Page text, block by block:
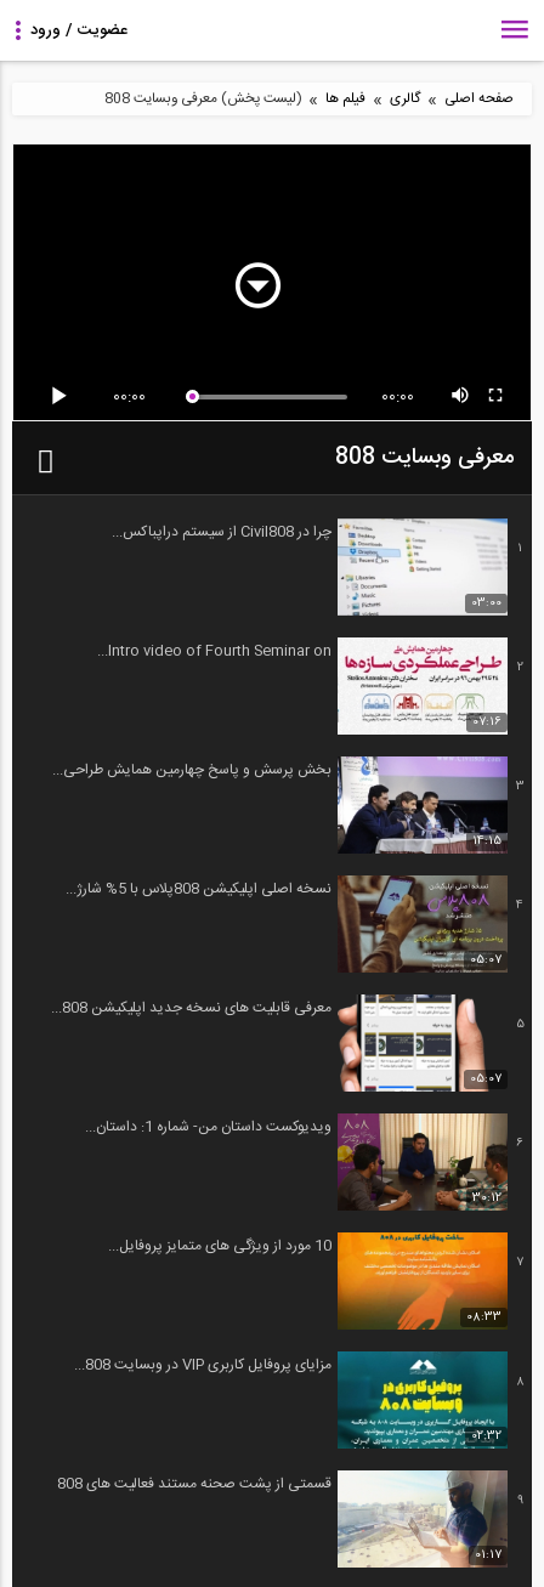
صفحه اصلی » گالری » فیلم ها » (لیست پخش) معرفی وبسایت 808
00:00 00:00
معرفی وبسایت 808
1
03:00
چرا در Civil808 از سیستم دراپباکس...
2
07:16
Intro video of Fourth Seminar on...
3
14:15
بخش پرسش و پاسخ چهارمین همایش طراحی...
4
05:07
نسخه اصلی اپلیکیشن 808پلاس با 5% شارژ...
5
05:07
معرفی قابلیت های نسخه جدید اپلیکیشن 808...
6
30:12
ویدیوکست داستان من- شماره 1: داستان...
7
08:33
10 مورد از ویژگی های متمایز پروفایل...
8
02:32
مزایای پروفایل کاربری VIP در وبسایت 808...
9
01:17
قسمتی از پشت صحنه مستند فعالیت های 808